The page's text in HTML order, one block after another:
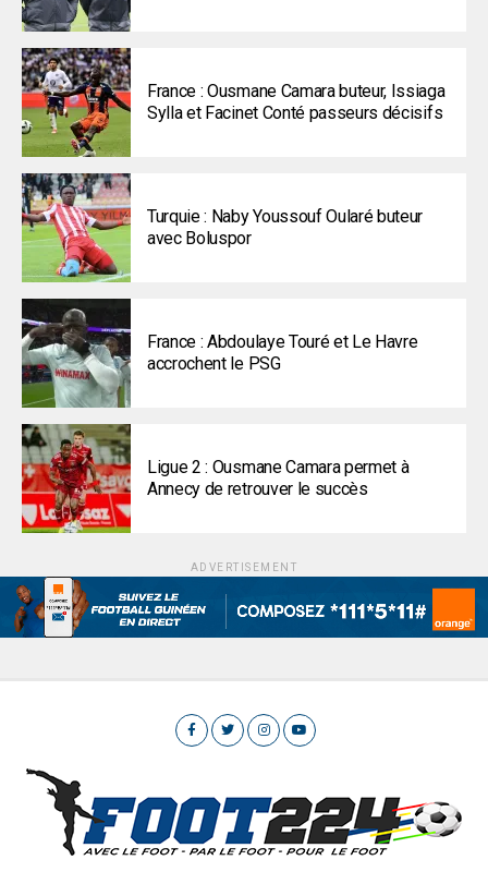
France : Ousmane Camara buteur, Issiaga
Sylla et Facinet Conté passeurs décisifs
Turquie : Naby Youssouf Oularé buteur
avec Boluspor
France : Abdoulaye Touré et Le Havre
accrochent le PSG
Ligue 2 : Ousmane Camara permet à
Annecy de retrouver le succès
ADVERTISEMENT